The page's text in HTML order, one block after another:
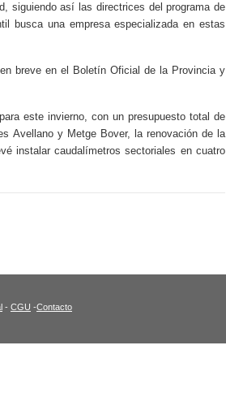
siguiendo así las directrices del programa de
busca una empresa especializada en estas
breve en el Boletín Oficial de la Provincia y
este invierno, con un presupuesto total de
Avellano y Metge Bover, la renovación de la
instalar caudalímetros sectoriales en cuatro
- CGU -Contacto